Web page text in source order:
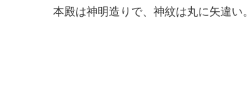
本殿は神明造りで、神紋は丸に矢違い。